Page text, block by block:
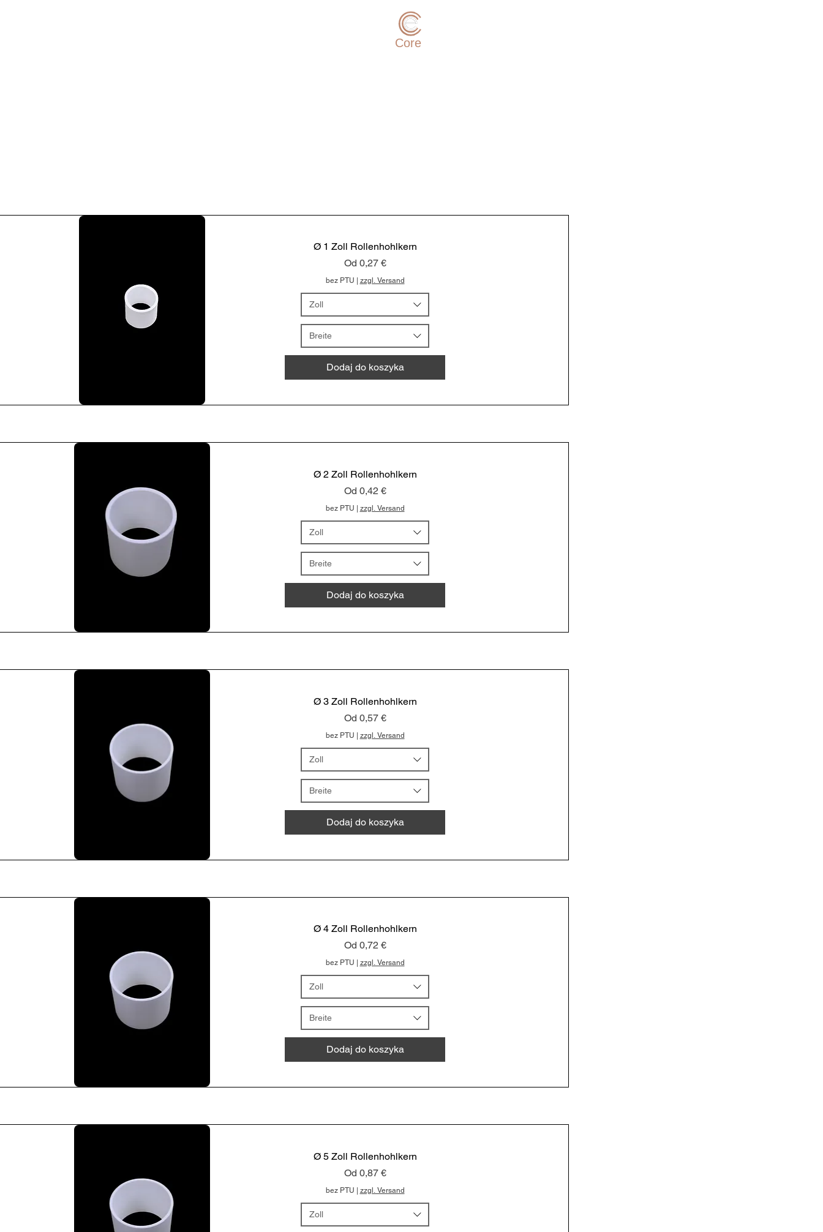
Core
Ø 1 Zoll Rollenhohlkern
Od 0,27 €
Cena rabatowa
bez PTU zzgl. Versand
Zoll
Breite
Dodaj do koszyka
Ø 2 Zoll Rollenhohlkern
Od 0,42 €
Cena rabatowa
bez PTU | zzgl. Versand
Zoll
Breite
Dodaj do koszyka
Ø 3 Zoll Rollenhohlkern
Od 0,57 €
Cena rabatowa
bez PTU zzgl. Versand
Zoll
Breite
Dodaj do koszyka
Ø 4 Zoll Rollenhohlkern
Od 0,72 €
Cena rabatowa
bez PTU zzgl. Versand
Zoll
Breite
Dodaj do koszyka
Ø 5 Zoll Rollenhohlkern
Od 0,87 €
Cena rabatowa
bez PTU | zzgl. Versand
Zoll